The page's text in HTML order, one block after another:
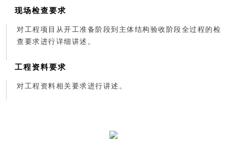
现场检查要求
对工程项目从开工准备阶段到主体结构验收阶段全过程的检
查要求进行详细讲述。
工程资料要求
对工程资料相关要求进行讲述。